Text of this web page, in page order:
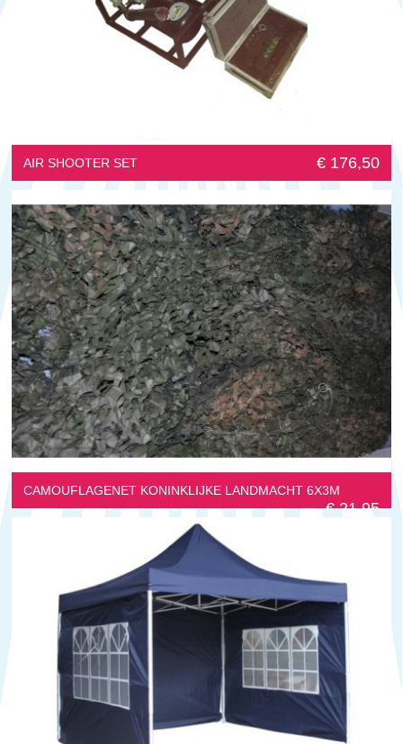
AIR SHOOTER SET € 176,50
CAMOUFLAGENET KONINKLIJKE LANDMACHT 6X3M
€ 21,95